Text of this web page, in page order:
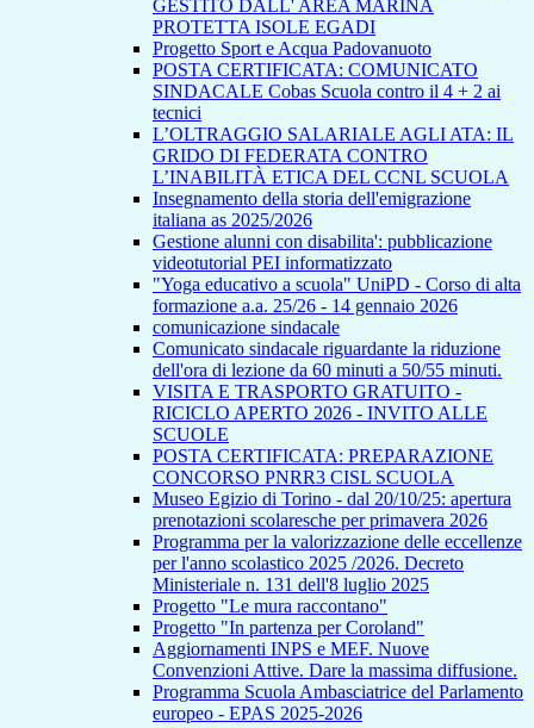
GESTITO DALL' AREA MARINA
PROTETTA ISOLE EGADI
Progetto Sport e Acqua Padovanuoto
POSTA CERTIFICATA: COMUNICATO
SINDACALE Cobas Scuola contro il 4 + 2 ai
tecnici
L’OLTRAGGIO SALARIALE AGLI ATA: IL
GRIDO DI FEDERATA CONTRO
L’INABILITÀ ETICA DEL CCNL SCUOLA
Insegnamento della storia dell'emigrazione
italiana as 2025/2026
Gestione alunni con disabilita': pubblicazione
videotutorial PEI informatizzato
"Yoga educativo a scuola" UniPD - Corso di alta
formazione a.a. 25/26 - 14 gennaio 2026
comunicazione sindacale
Comunicato sindacale riguardante la riduzione
dell'ora di lezione da 60 minuti a 50/55 minuti.
VISITA E TRASPORTO GRATUITO -
RICICLO APERTO 2026 - INVITO ALLE
SCUOLE
POSTA CERTIFICATA: PREPARAZIONE
CONCORSO PNRR3 CISL SCUOLA
Museo Egizio di Torino - dal 20/10/25: apertura
prenotazioni scolaresche per primavera 2026
Programma per la valorizzazione delle eccellenze
per l'anno scolastico 2025 /2026. Decreto
Ministeriale n. 131 dell'8 luglio 2025
Progetto "Le mura raccontano"
Progetto "In partenza per Coroland"
Aggiornamenti INPS e MEF. Nuove
Convenzioni Attive. Dare la massima diffusione.
Programma Scuola Ambasciatrice del Parlamento
europeo - EPAS 2025-2026